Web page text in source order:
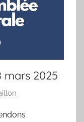
mars 2025